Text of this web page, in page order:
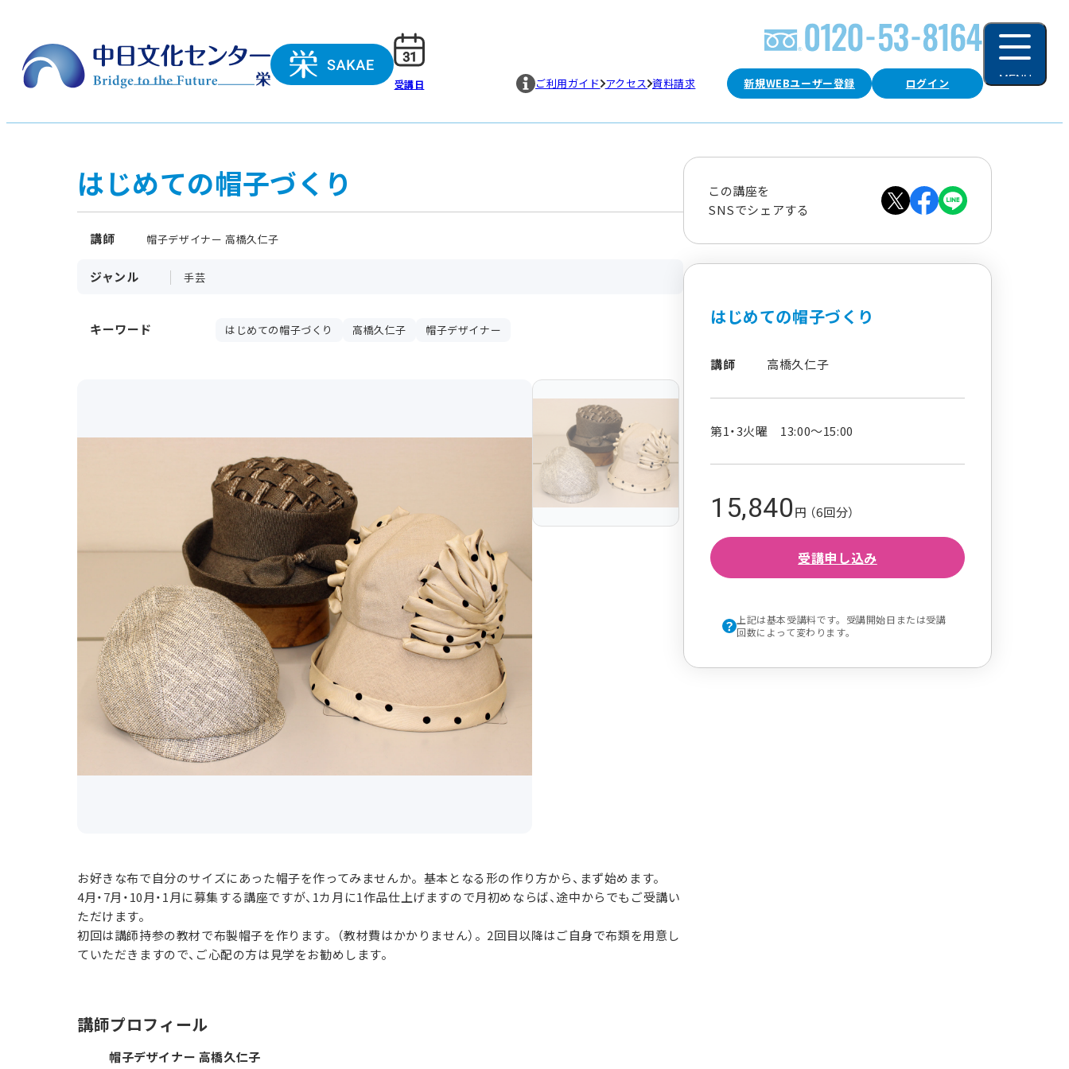
受講日 新規WEBユーザー登録 ログイン
ご利用ガイド アクセス 資料請求 MENU
はじめての帽子づくり
講師 帽子デザイナー 高橋久仁子
ジャンル 手芸
キーワード はじめての帽子づくり 高橋久仁子 帽子デザイナー
お好きな布で自分のサイズにあった帽子を作ってみませんか。基本となる形の作り方から、まず始めます。
4月・7月・10月・1月に募集する講座ですが、1カ月に1作品仕上げますので月初めならば、途中からでもご受講い
ただけます。
初回は講師持参の教材で布製帽子を作ります。（教材費はかかりません）。2回目以降はご自身で布類を用意し
ていただきますので、ご心配の方は見学をお勧めします。
講師プロフィール
帽子デザイナー 高橋久仁子
この講座を
SNSでシェアする
はじめての帽子づくり
講師 高橋久仁子
第1・3火曜 13:00～15:00
15,840円 （6回分）
受講申し込み
上記は基本受講料です。受講開始日または受講
回数によって変わります。